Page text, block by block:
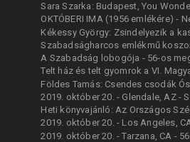
Sara Szarka: Budapest, You
OKTÓBERI IMA (1956 emlékére) -
Kékessy György: Zsindelyezik a
Szabadságharcos emlékmű
A Szabadság lobogója - 56-os
Telt ház és telt gyomrok a VI.
Földes Tamás: Csendes csodák
2019. október 20. - Glendale, AZ -
Heti könyvajánló: Az Országos
2019. október 20. - Los Angeles,
2019. október 20. - Tarzana, CA -